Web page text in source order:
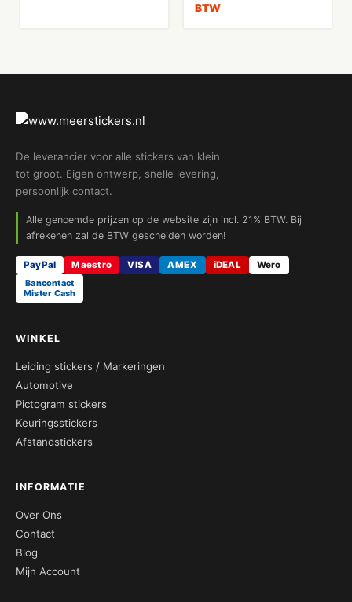
BTW
De leverancier voor alle stickers van klein
tot groot. Eigen ontwerp, snelle levering,
persoonlijk contact.
Alle genoemde prijzen op de website zijn incl. 21% BTW. Bij
afrekenen zal de BTW gescheiden worden!
PayPal Maestro VISA AMEX iDEAL
Wero
Bancontact
Mister Cash
WINKEL
Leiding stickers / Markeringen
Automotive
Pictogram stickers
Keuringsstickers
Afstandstickers
INFORMATIE
Over Ons
Contact
Blog
Mijn Account